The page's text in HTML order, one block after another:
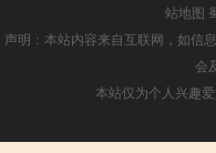
站地图
声明：本站内容来自互联网，如信
会
本站仅为个人兴趣